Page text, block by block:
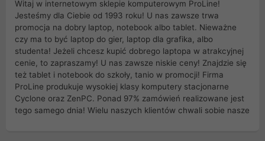
Witaj w internetowym sklepie komputerowym ProLine!
Jesteśmy dla Ciebie od 1993 roku! U nas zawsze trwa
promocja na dobry laptop, notebook albo tablet. Nieważne
czy ma to być laptop do gier, laptop dla grafika, albo
studenta! Jeżeli chcesz kupić dobrego laptopa w atrakcyjnej
cenie, to zapraszamy! U nas zawsze niskie ceny! Znajdzie się
też tablet i notebook do szkoły, tanio w promocji! Firma
ProLine produkuje wysokiej klasy komputery stacjonarne
Cyclone oraz ZenPC. Ponad 97% zamówień realizowane jest
tego samego dnia! Wielu naszych klientów chwali sobie nasze